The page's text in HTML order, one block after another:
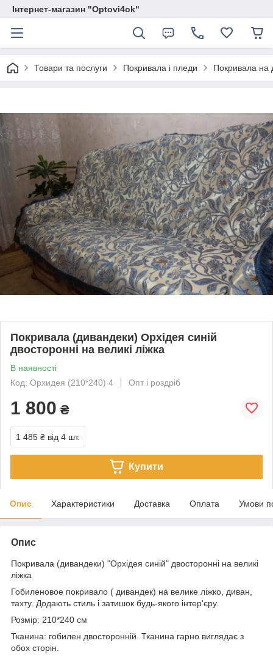
Інтернет-магазин "Optovi4ok"
Товари та послуги Покривала і пледи Покривала на
Покривала (дивандеки) Орхідея синій
двосторонні на великі ліжка
В наявності
Код: Орхидея (210*240) 4
Опт і роздріб
1 800 ₴
1 485 ₴ від 4 шт.
Купити
Опис Характеристики Доставка Оплата Умови
Опис
Покривала (дивандеки) "Орхідея синій" двосторонні на великі
ліжка
Гобиленовое покривало ( дивандек) на велике ліжко, диван,
тахту. Додають стиль і затишок будь-якого інтер'єру.
Розмір: 210*240 см
Тканина: гобилен двосторонній. Тканина гарно виглядає з
обох сторін.